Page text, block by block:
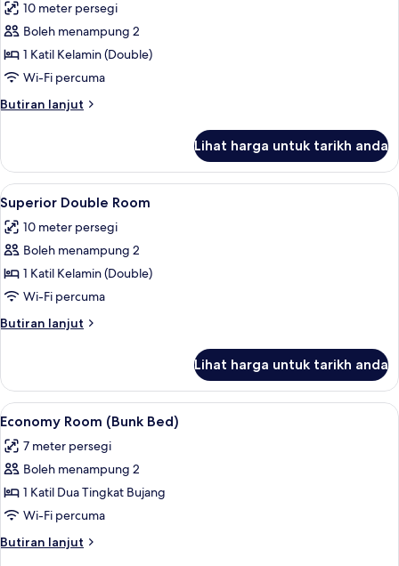
foto
untuk
Classic
Double
Room
10 meter persegi
Boleh menampung 2
1 Katil Kelamin (Double)
Wi-Fi percuma
Butiran lanjut
Butiran
Double
Room
Lihat harga untuk tarikh anda
Lihat
semua
foto
untuk
Superior
Double
Room
Superior Double Room | Langsir/
9
Superior Double Room
10 meter persegi
Boleh menampung 2
1 Katil Kelamin (Double)
Wi-Fi percuma
Butiran lanjut
Butiran
Double
Room
Lihat harga untuk tarikh anda
Lihat
semua
foto
untuk
Economy
Room
(Bunk
Bed)
Economy Room (Bunk Bed) |
7
Economy Room (Bunk Bed)
7 meter persegi
Boleh menampung 2
1 Katil Dua Tingkat Bujang
Wi-Fi percuma
Butiran lanjut
Butiran